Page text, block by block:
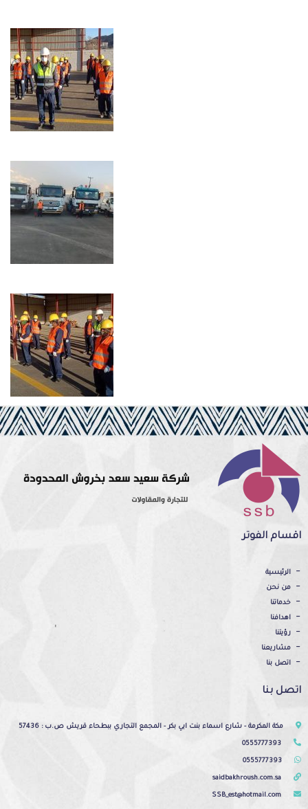
اقسام الفوتر
الرئيسية
من نحن
خدماتنا
اهدافنا
رؤيتنا
مشاريعنا
اتصل بنا
اتصل بنا
مكة المكرمة - شارع اسماء بنت ابي بكر - المجمع التجاري ببطحاء قريش ص.ب : 57436
0555777393
0555777393
saidbakhroush.com.sa
SSB_est@hotmail.com